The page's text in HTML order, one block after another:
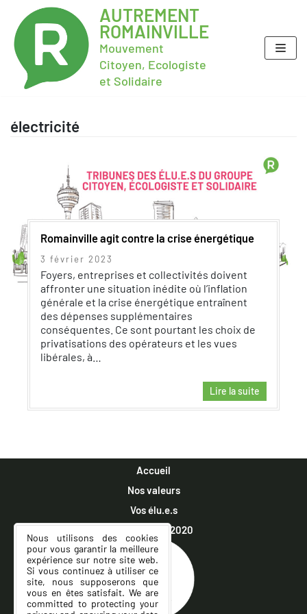
AUTREMENT
ROMAINVILLE
Mouvement
Citoyen, Ecologiste
et Solidaire
électricité
Romainville agit contre la crise énergétique
3 février 2023
Foyers, entreprises et collectivités doivent
affronter une situation inédite où l’inflation
générale et la crise énergétique entraînent
des dépenses supplémentaires
conséquentes. Ce sont pourtant les choix de
privatisations des opérateurs et les vues
libérales, à…
Lire la suite
Accueil
Nos valeurs
Vos élu.e.s
Municipales 2020
Nous utilisons des cookies
pour vous garantir la meilleure
expérience sur notre site web.
Si vous continuez à utiliser ce
site, nous supposerons que
vous en êtes satisfait. We are
committed to protecting your